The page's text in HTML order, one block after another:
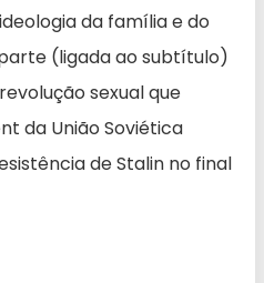
da família e do
(ligada ao subtítulo)
sexual que
da União Soviética
de Stalin no final